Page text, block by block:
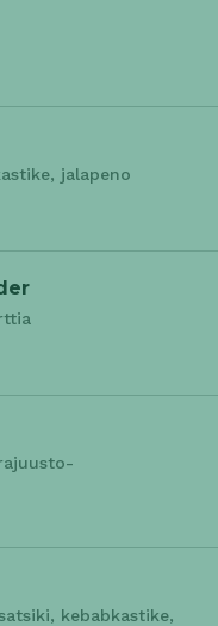
jalapeno
kebabkastike,